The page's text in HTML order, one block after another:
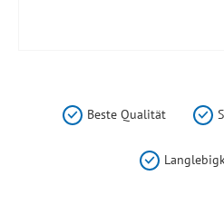
Beste Qualität